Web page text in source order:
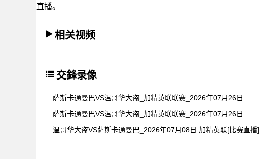
直播。
相关视频
交鋒录像
萨斯卡通曼巴VS温哥华大盗_加精英联联赛_2026年07月26日
萨斯卡通曼巴VS温哥华大盗_加精英联联赛_2026年07月26日
温哥华大盗VS萨斯卡通曼巴_2026年07月08日 加精英联[比赛直播]